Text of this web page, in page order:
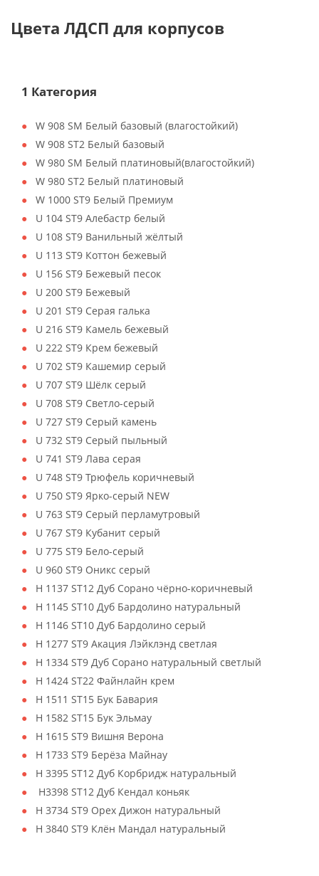
Цвета ЛДСП для корпусов
1 Категория
W 908 SM Белый базовый (влагостойкий)
W 908 ST2 Белый базовый
W 980 SM Белый платиновый(влагостойкий)
W 980 ST2 Белый платиновый
W 1000 ST9 Белый Премиум
U 104 ST9 Алебастр белый
U 108 ST9 Ванильный жёлтый
U 113 ST9 Коттон бежевый
U 156 ST9 Бежевый песок
U 200 ST9 Бежевый
U 201 ST9 Серая галька
U 216 ST9 Камель бежевый
U 222 ST9 Крем бежевый
U 702 ST9 Кашемир серый
U 707 ST9 Шёлк серый
U 708 ST9 Светло-серый
U 727 ST9 Серый камень
U 732 ST9 Серый пыльный
U 741 ST9 Лава серая
U 748 ST9 Трюфель коричневый
U 750 ST9 Ярко-серый NEW
U 763 ST9 Серый перламутровый
U 767 ST9 Кубанит серый
U 775 ST9 Бело-серый
U 960 ST9 Оникс серый
H 1137 ST12 Дуб Сорано чёрно-коричневый
H 1145 ST10 Дуб Бардолино натуральный
H 1146 ST10 Дуб Бардолино серый
H 1277 ST9 Акация Лэйклэнд светлая
H 1334 ST9 Дуб Сорано натуральный светлый
H 1424 ST22 Файнлайн крем
H 1511 ST15 Бук Бавария
H 1582 ST15 Бук Эльмау
H 1615 ST9 Вишня Верона
H 1733 ST9 Берёза Майнау
H 3395 ST12 Дуб Корбридж натуральный
H3398 ST12 Дуб Кендал коньяк
H 3734 ST9 Орех Дижон натуральный
H 3840 ST9 Клён Мандал натуральный